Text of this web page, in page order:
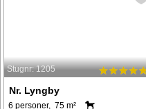
Stugnr: 1205
Nr. Lyngby
6 personer, 75 m²